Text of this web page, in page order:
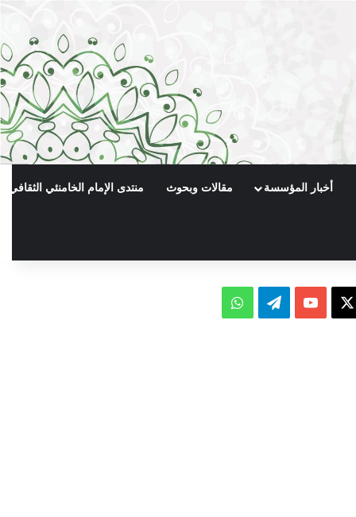
أخبار المؤسسة مقالات وبحوث منتدى الإمام الخامنئي الثقافي
يوتيوبتيلقرامواتساب